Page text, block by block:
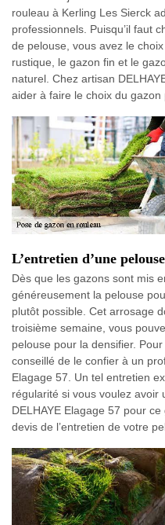
rouleau à Kerling Les Sierck
professionnels. Puisqu’il faut
de pelouse, vous avez le
rustique, le gazon fin et le
naturel. Chez artisan
aider à faire le choix du gazon
L’entretien d’une
Dès que les gazons sont mis
généreusement la pelouse
plutôt possible. Cet arrosage
troisième semaine, vous
pelouse pour la densifier.
conseillé de le confier à un
Elagage 57. Un tel entretien
régularité si vous voulez avoir
DELHAYE Elagage 57 pour
devis de l’entretien de votre